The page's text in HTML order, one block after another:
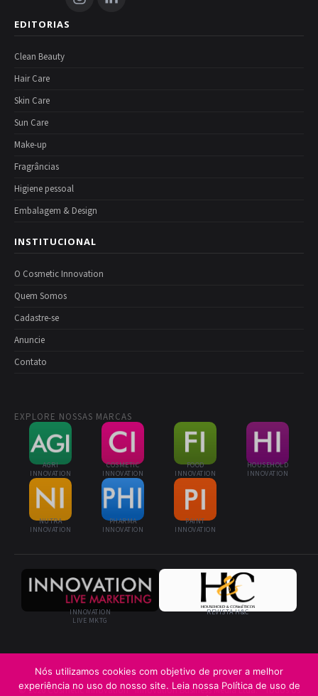
EDITORIAS
Clean Beauty
Hair Care
Skin Care
Sun Care
Make-up
Fragrâncias
Higiene pessoal
Embalagem & Design
INSTITUCIONAL
O Cosmetic Innovation
Quem Somos
Cadastre-se
Anuncie
Contato
EXPLORE NOSSAS MARCAS
AGRI
INNOVATION
COSMETIC
INNOVATION
FOOD
INNOVATION
HOUSEHOLD
INNOVATION
NUTRA
INNOVATION
PHARMA
INNOVATION
PAINT
INNOVATION
INNOVATION
LIVE MKTG
REVISTA H&C
© 2026 Cosmetic Innovation · Innovation Business Media Ltda. · Todos os
Nós utilizamos cookies com objetivo de prover a melhor
experiência no uso do nosso site. Leia nossa Política de uso de